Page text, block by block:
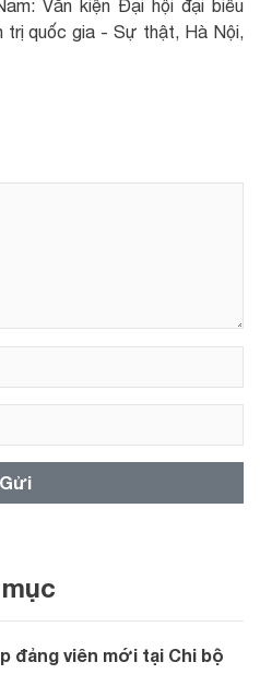
Văn kiện Đại hội đại biểu
trị quốc gia - Sự thật, Hà Nội,
Gửi
đảng viên mới tại Chi bộ